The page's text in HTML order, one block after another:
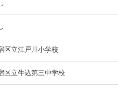
区立江戸川小学校
区立牛込第三中学校